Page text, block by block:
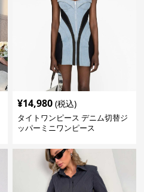
¥14,980 (税込)
タイトワンピース デニム切替ジ
ッパーミニワンピース